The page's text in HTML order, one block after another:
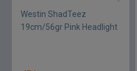
Westin ShadTeez
19cm/56gr Pink Headlight